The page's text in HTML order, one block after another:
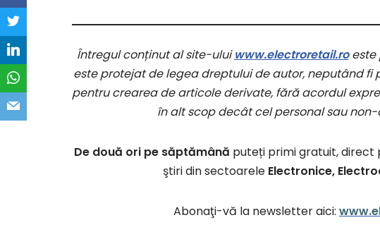
Întregul conținut al site-uluiwww.electroretail.roeste
este protejat de legea dreptului de autor, neputând
pentru crearea de articole derivate, fără acordul
în alt scop decât cel personal sau
De două ori pe săptămână puteți primi gratuit, direct
ştiri din sectoarele Electronice,
Abonaţi-vă la newsletter aici: